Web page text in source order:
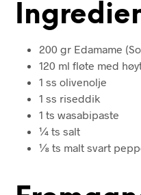
200 gr Edamame
120 ml fløte med
1 ss olivenolje
1 ss riseddik
1 ts wasabipaste
¼ ts salt
⅛ ts malt svart